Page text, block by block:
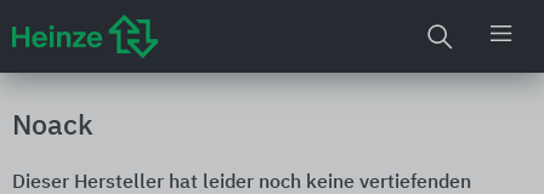
Noack
Dieser Hersteller hat leider noch keine vertiefenden